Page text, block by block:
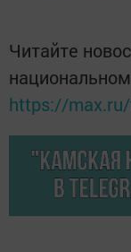
Читайте
https://